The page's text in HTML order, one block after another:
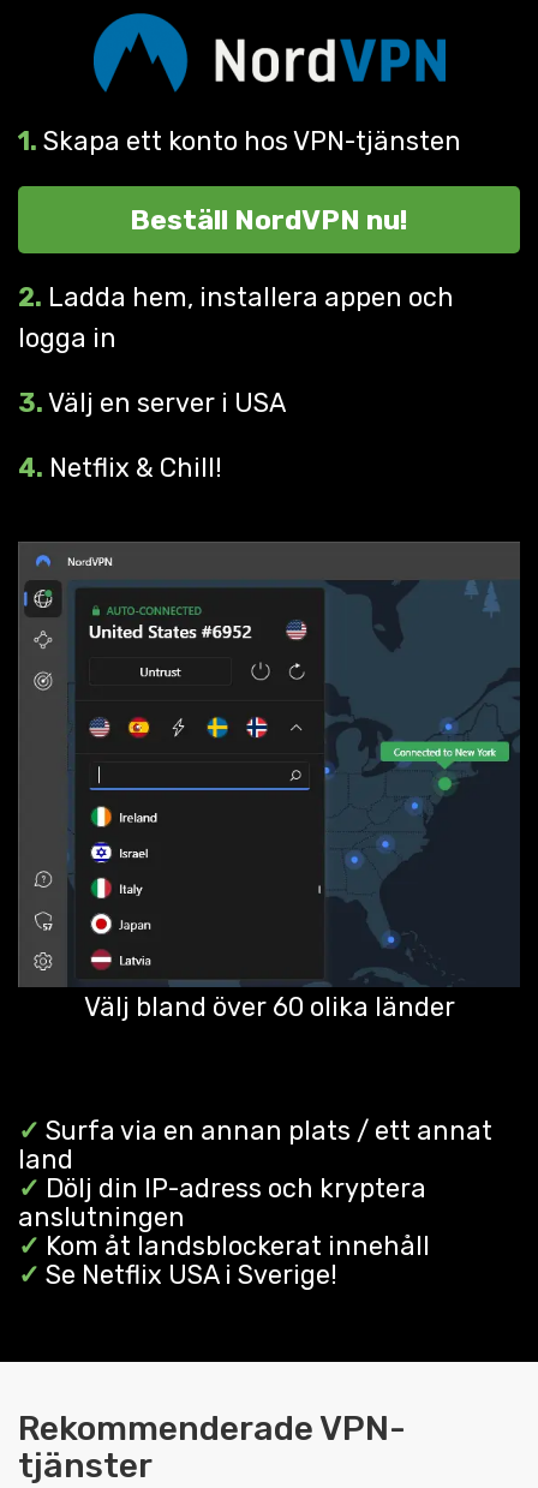
1. Skapa ett konto hos VPN-tjänsten
Beställ NordVPN nu!
2. Ladda hem, installera appen och
logga in
3. Välj en server i USA
4. Netflix & Chill!
Välj bland över 60 olika länder
✓ Surfa via en annan plats / ett annat
land
✓ Dölj din IP-adress och kryptera
anslutningen
✓ Kom åt landsblockerat innehåll
✓ Se Netflix USA i Sverige!
Rekommenderade VPN-
tjänster